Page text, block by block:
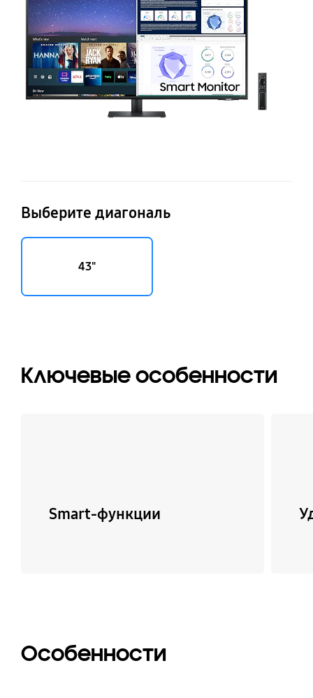
Выберите диагональ
43"
Ключевые особенности
Smart-функции
Особенности